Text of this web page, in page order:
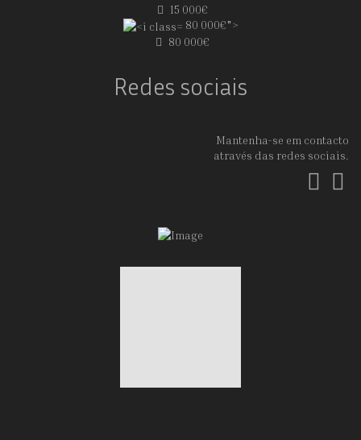
15 000€
80 000€">
80 000€
Redes sociais
Mantenha-se em contacto
através das redes sociais.